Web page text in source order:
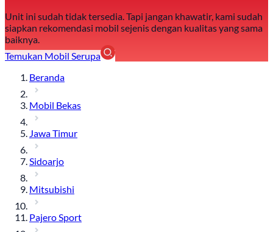
Unit ini sudah tidak tersedia. Tapi jangan khawatir, kami sudah
siapkan rekomendasi mobil sejenis dengan kualitas yang sama
baiknya.
Temukan Mobil Serupa
Beranda
Mobil Bekas
Jawa Timur
Sidoarjo
Mitsubishi
Pajero Sport